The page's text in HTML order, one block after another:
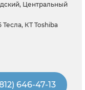
Центральный
Тесла, КТ Toshiba
646-47-13